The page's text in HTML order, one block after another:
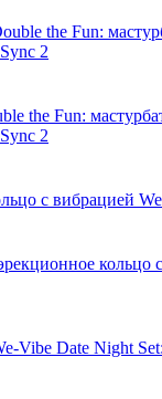
the Fun:
2
кольцо